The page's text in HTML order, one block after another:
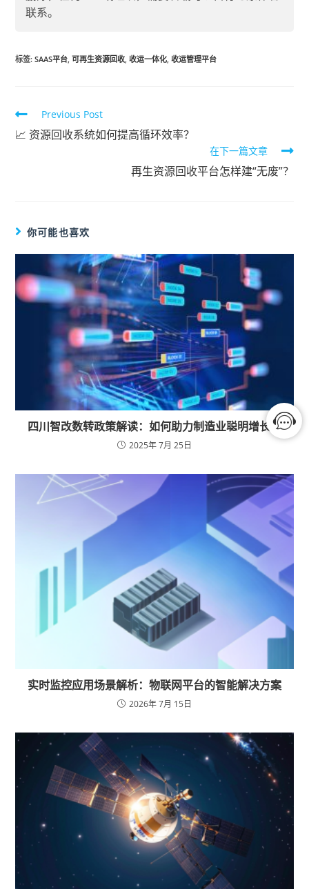
联系。
标签:SAAS平台, 可再生资源回收, 收运一体化, 收运管理平台
Previous Post
📈 资源回收系统如何提高循环效率？
在下一篇文章
再生资源回收平台怎样建“无废”？
你可能也喜欢
四川智改数转政策解读：如何助力制造业聪明增长？
2025年 7月 25日
实时监控应用场景解析：物联网平台的智能解决方案
2026年 7月 15日